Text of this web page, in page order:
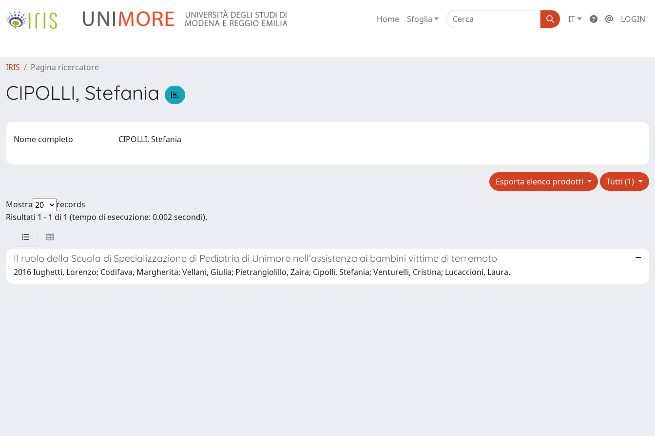
Home Sfoglia IT LOGIN
IRIS Pagina ricercatore
CIPOLLI, Stefania
Nome completo CIPOLLI, Stefania
Tutti (1)
Esporta elenco prodotti
Mostra
records
Risultati 1 - 1 di 1 (tempo di esecuzione: 0.002 secondi).
Il ruolo della Scuola di Specializzazione di Pediatria di Unimore nell’assistenza ai bambini vittime di terremoto
2016 Iughetti, Lorenzo; Codifava, Margherita; Vellani, Giulia; Pietrangiolillo, Zaira; Cipolli, Stefania; Venturelli, Cristina; Lucaccioni, Laura.